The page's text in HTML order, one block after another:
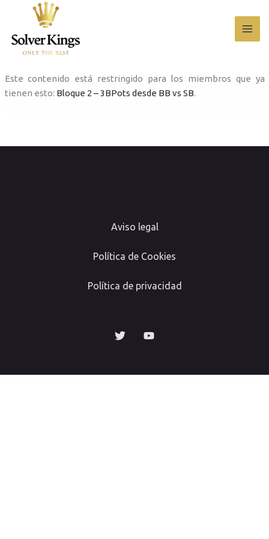
contenido
Este contenido está restringido para los miembros que ya
tienen esto: Bloque 2 – 3BPots desde BB vs SB.
Aviso legal
Política de Cookies
Política de privacidad